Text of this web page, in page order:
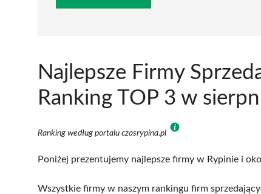
Najlepsze Firmy
Ranking TOP 3 w
Ranking według portalu czasrypina.pl
Poniżej prezentujemy najlepsze firmy w Rypinie i
Wszystkie firmy w naszym rankingu firm